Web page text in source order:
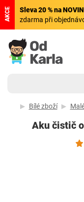
AKCE Sleva 20 % na
zdarma při
Bílé zboží
Aku čistič